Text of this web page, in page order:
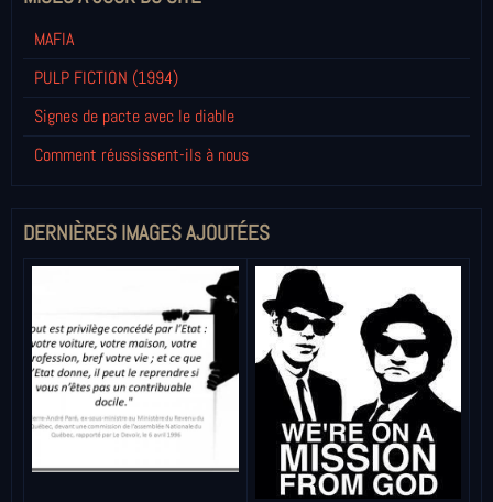
MAFIA
PULP FICTION (1994)
Signes de pacte avec le diable
Comment réussissent-ils à nous
DERNIÈRES IMAGES AJOUTÉES